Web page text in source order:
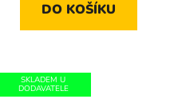
DO KOŠÍKU
SKLADEM U
DODAVATELE